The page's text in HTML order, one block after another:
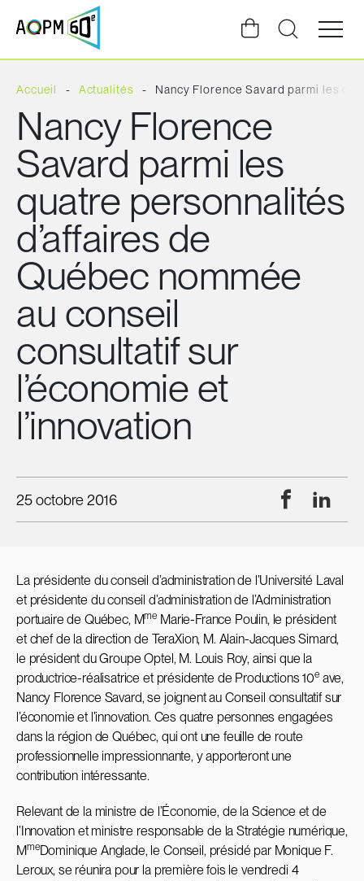
Ouvrir
la
du
Accueil Actualités Nancy Florence Savard parmi les
Nancy Florence
Savard parmi les
quatre personnalités
d’affaires de
Québec nommée
au conseil
consultatif sur
l’économie et
l’innovation
25 octobre 2016 Facebook
La présidente du conseil d’administration de l’Université Laval
et présidente du conseil d’administration de l’Administration
portuaire de Québec, Mme Marie-France Poulin, le président
et chef de la direction de TeraXion, M. Alain-Jacques Simard,
le président du Groupe Optel, M. Louis Roy, ainsi que la
productrice-réalisatrice et présidente de Productions 10eave,
Nancy Florence Savard, se joignent au Conseil consultatif sur
l’économie et l’innovation. Ces quatre personnes engagées
dans la région de Québec, qui ont une feuille de route
professionnelle impressionnante, y apporteront une
contribution intéressante.
Relevant de la ministre de l’Économie, de la Science et de
l’Innovation et ministre responsable de la Stratégie numérique,
MmeDominique Anglade, le Conseil, présidé par Monique F.
Leroux, se réunira pour la première fois le vendredi 4